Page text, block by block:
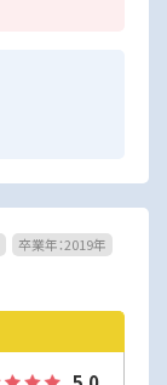
卒業年：2019年